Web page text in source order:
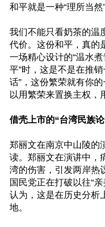
和平就是一种“理所当然”
我们不能只看奶茶的温
代价。这份和平，真的
一场精心设计的“温水
平”时，这是不是在推
话”，这份繁荣就有你
以用繁荣来置换主权，
借壳上市的“台湾民族
郑丽文在南京中山陵的
读。郑丽文在演讲中，
湾的伤害，引发两岸热
国民党正在打破以往“
认为，这是在历史分析
地。